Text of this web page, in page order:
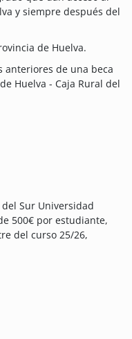
y siempre después del
de Huelva.
anteriores de una beca
Huelva - Caja Rural del
Sur Universidad
500€ por estudiante,
del curso 25/26,